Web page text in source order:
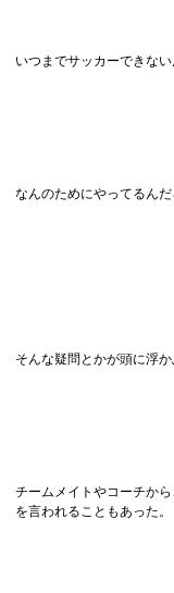
いつまでサッカーできない
なんのためにやってるんだ
そんな疑問とかが頭に浮か
チームメイトやコーチか
を言われることもあった。